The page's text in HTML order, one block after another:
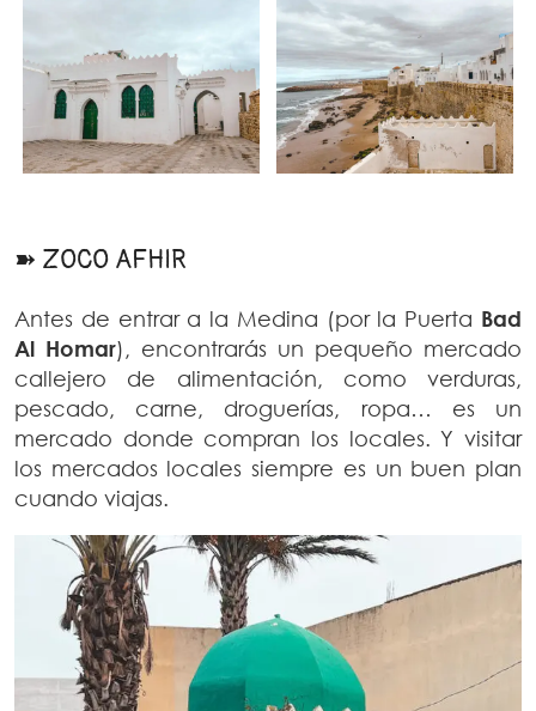
➽ ZOCO AFHIR
Antes de entrar a la Medina (por la Puerta Bad
Al Homar), encontrarás un pequeño mercado
callejero de alimentación, como verduras,
pescado, carne, droguerías, ropa… es un
mercado donde compran los locales. Y visitar
los mercados locales siempre es un buen plan
cuando viajas.